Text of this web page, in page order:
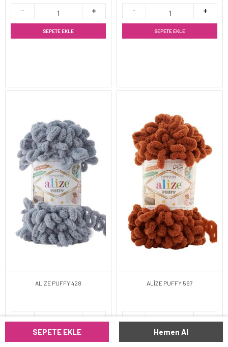
SEPETE EKLE Hemen Al
SEPETE EKLE SEPETE EKLE
ALİZE PUFFY 428 ALİZE PUFFY 597